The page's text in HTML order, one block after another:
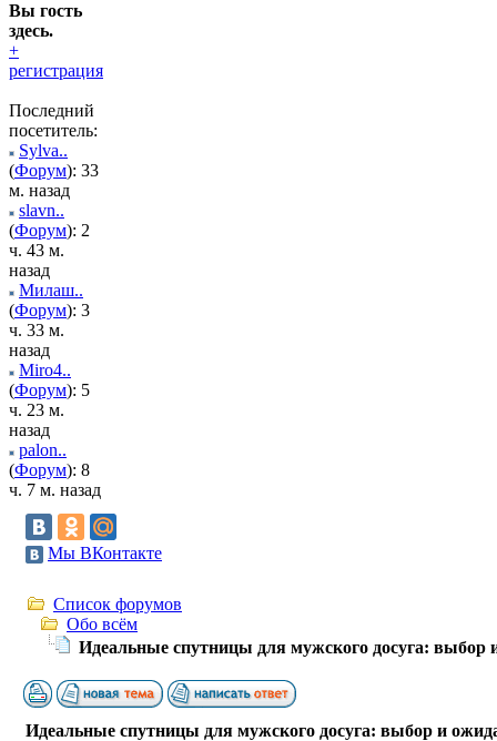
Вы гость
здесь.
+
регистрация
Последний
посетитель:
Sylva..
(Форум): 33
м. назад
slavn..
(Форум): 2
ч. 43 м.
назад
Милаш..
(Форум): 3
ч. 33 м.
назад
Miro4..
(Форум): 5
ч. 23 м.
назад
palon..
(Форум): 8
ч. 7 м. назад
Мы ВКонтакте
Список форумов
Обо всём
Идеальные спутницы для мужского досуга: выбор
Идеальные спутницы для мужского досуга: выбор и